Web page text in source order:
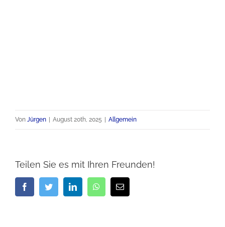
Von Jürgen August 20th, 2025 Allgemein
Teilen Sie es mit Ihren Freunden!
FacebookTwitterLinkedIn WhatsApp
E-
Mail